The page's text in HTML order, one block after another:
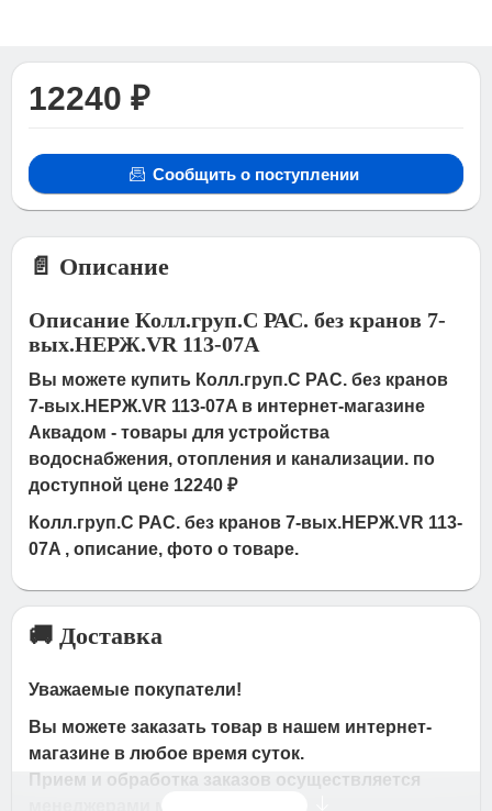
12240 ₽
Сообщить о поступлении
📄 Описание
Описание Колл.груп.С РАС. без кранов 7-
вых.НЕРЖ.VR 113-07A
Вы можете купить Колл.груп.С РАС. без кранов
7-вых.НЕРЖ.VR 113-07A в интернет-магазине
Аквадом - товары для устройства
водоснабжения, отопления и канализации. по
доступной цене 12240 ₽
Колл.груп.С РАС. без кранов 7-вых.НЕРЖ.VR 113-
07A , описание, фото о товаре.
🚚 Доставка
Уважаемые покупатели!
Вы можете заказать товар в нашем интернет-
магазине в любое время суток.
Прием и обработка заказов осуществляется